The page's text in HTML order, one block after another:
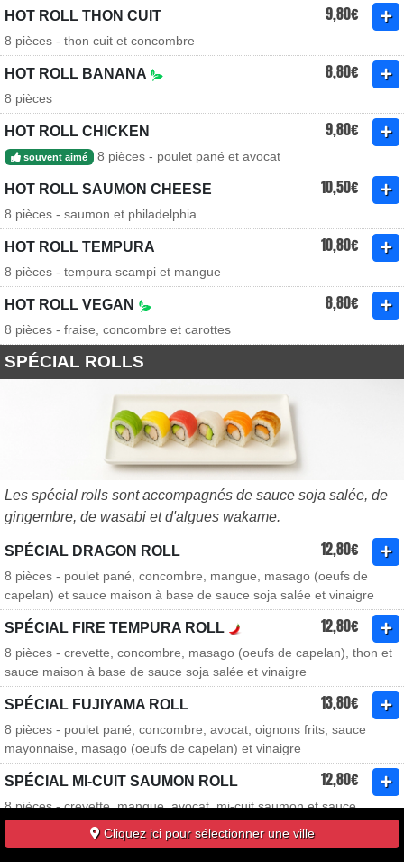
HOT ROLL THON CUIT 9,80€
8 pièces - thon cuit et concombre
HOT ROLL BANANA 8,80€
8 pièces
HOT ROLL CHICKEN 9,80€
souvent aimé 8 pièces - poulet pané et avocat
HOT ROLL SAUMON CHEESE 10,50€
8 pièces - saumon et philadelphia
HOT ROLL TEMPURA 10,80€
8 pièces - tempura scampi et mangue
HOT ROLL VEGAN 8,80€
8 pièces - fraise, concombre et carottes
SPÉCIAL ROLLS
Les spécial rolls sont accompagnés de sauce soja salée, de
gingembre, de wasabi et d'algues wakame.
SPÉCIAL DRAGON ROLL 12,80€
8 pièces - poulet pané, concombre, mangue, masago (oeufs de
capelan) et sauce maison à base de sauce soja salée et vinaigre
SPÉCIAL FIRE TEMPURA ROLL 12,80€
8 pièces - crevette, concombre, masago (oeufs de capelan), thon et
sauce maison à base de sauce soja salée et vinaigre
SPÉCIAL FUJIYAMA ROLL 13,80€
8 pièces - poulet pané, concombre, avocat, oignons frits, sauce
mayonnaise, masago (oeufs de capelan) et vinaigre
SPÉCIAL MI-CUIT SAUMON ROLL 12,80€
8 pièces - crevette, mangue, avocat, mi-cuit saumon et sauce
anguille
Cliquez ici pour sélectionner une ville